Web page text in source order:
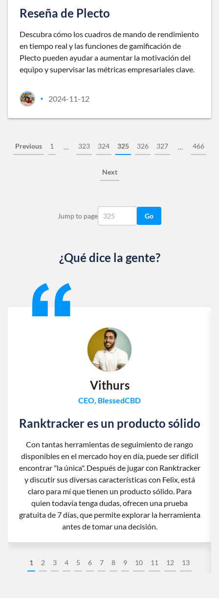
Reseña de Plecto
Descubra cómo los cuadros de mando de rendimiento
en tiempo real y las funciones de gamificación de
Plecto pueden ayudar a aumentar la motivación del
equipo y supervisar las métricas empresariales clave.
• 2024-11-12
Previous 1 … 323 324 325 326 327 … 466
Next
Jump to page Go
¿Qué dice la gente?
1 2 3 4 5 6 7 8 9 10 11 12 13
Vithurs
CEO, BlessedCBD
Ranktracker es un producto sólido
Con tantas herramientas de seguimiento de rango
disponibles en el mercado hoy en día, puede ser difícil
encontrar "la única". Después de jugar con Ranktracker
y discutir sus diversas características con Felix, está
claro para mí que tienen un producto sólido. Para
quien todavía tenga dudas, ofrecen una prueba
gratuita de 7 días, que permite explorar la herramienta
antes de tomar una decisión.